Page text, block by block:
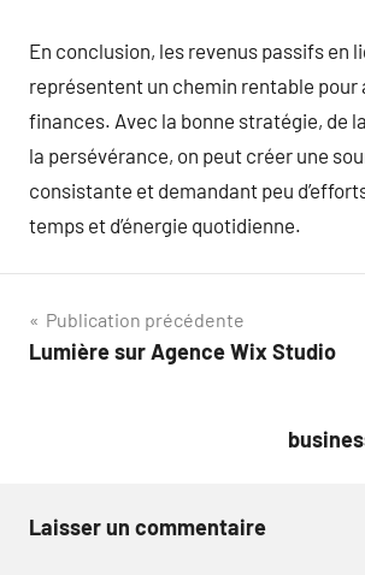
En conclusion, les revenus passifs en
représentent un chemin rentable pour
finances. Avec la bonne stratégie, de
la persévérance, on peut créer une
consistante et demandant peu
temps et d’énergie quotidienne.
Navigation
de
Publication précédente
Lumière sur Agence Wix Studio
Laisser un commentaire